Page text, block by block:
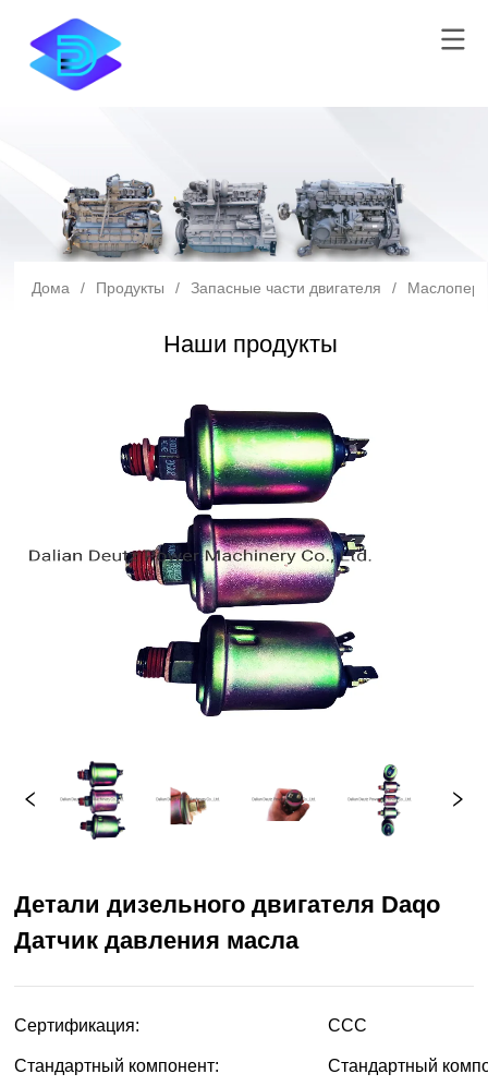
Дома / Продукты / Запасные части двигателя /
Наши продукты
Детали дизельного двигателя Daqo
Датчик давления масла